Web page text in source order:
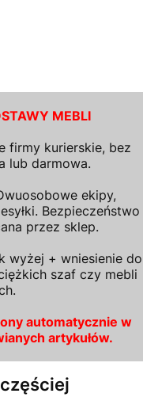
MEBLI
firmy kurierskie, bez
lub darmowa.
ekipy,
Bezpieczeństwo
przez sklep.
wyżej + wniesienie do
szaf czy mebli
automatycznie w
artykułów.